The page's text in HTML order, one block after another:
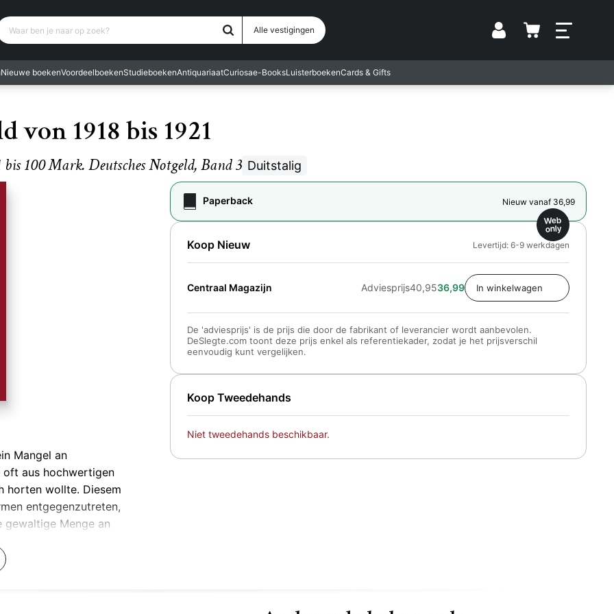
Alle vestigingen Vestiging
ben je naar op zoek?
Nieuwe boekenVoordeelboekenStudieboekenAntiquariaatCuriosae-BooksLuisterboekenCards & Gifts
von 1918 bis 1921
100 Mark. Deutsches Notgeld, Band 3 Duitstalig
Paperback Nieuw vanaf 36,99
Koop Tweedehands
Niet tweedehands beschikbaar.
Koop Nieuw
Web
only
Centraal Magazijn Adviesprijs40,9536,99
De 'adviesprijs' is de prijs die door de fabrikant of leverancier wordt aanbevolen.
DeSlegte.com toont deze prijs enkel als referentiekader, zodat je het prijsverschil
eenvoudig kunt vergelijken.
Levertijd: 6-9 werkdagen
Mangel an
oft aus hochwertigen
horten wollte. Diesem
entgegenzutreten,
gewaltige Menge an
die noch heute als
ab 1918 notwendig
nach dem Ende des